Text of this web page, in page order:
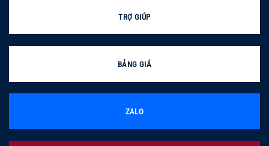
TRỢ GIÚP
BẢNG GIÁ
ZALO